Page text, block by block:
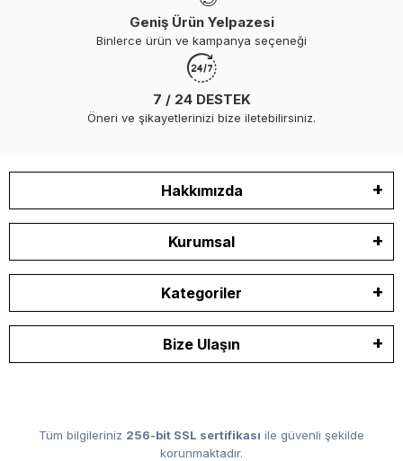
Geniş Ürün Yelpazesi
Binlerce ürün ve kampanya seçeneği
7 / 24 DESTEK
Öneri ve şikayetlerinizi bize iletebilirsiniz.
Hakkımızda
Kurumsal
Kategoriler
Bize Ulaşın
Tüm bilgileriniz 256-bit SSL sertifikası ile güvenli şekilde
korunmaktadır.